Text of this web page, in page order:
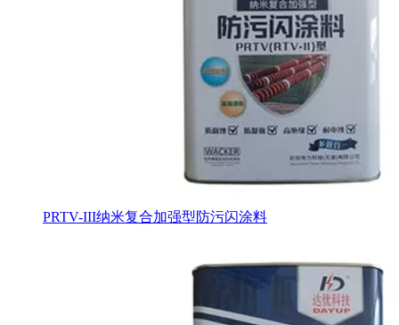
PRTV-III纳米复合加强型防污闪涂料